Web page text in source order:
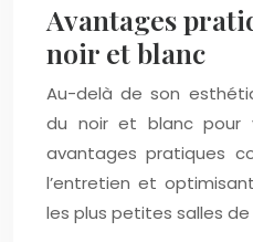
Avantages
noir et blanc
Au-delà de son
du noir et blanc pour
avantages pratiques
l’entretien et
les plus petites salles de